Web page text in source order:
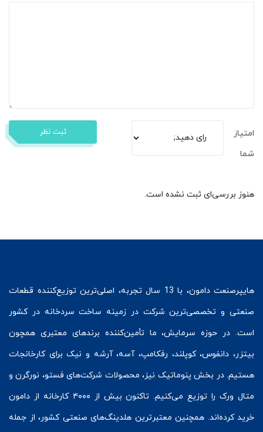
امتیاز
شما
ثبت نظر
هنوز بررسی‌ای ثبت نشده است.
هایپرصنعت
دامون، با 13 سال تجربه، اصلی‌ترین توزیع‌کننده قطعات
صنعتی و تخصصی‌ترین شرکت در زمینه ساخت سردخانه در کشور
است. در حوزه سرمایش، ما تأمین‌کننده برندهای معتبری همچون
بیتزر، دانفوس،کوپلند، رفکامپ، آسه، آرشه و نیک برای کارخانجات
هستیم. در بخش پنوماتیک نیز، محصولات شرکت‌های فستو، نورگرن و
متال ورک
را توزیع می‌کنیم. تاکنون بیش از ۴۰۰۰ کارخانه از دامون
خرید کرده‌اند. همچنین معتبرترین هلدینگ‌های صنعتی کشور، از جمله